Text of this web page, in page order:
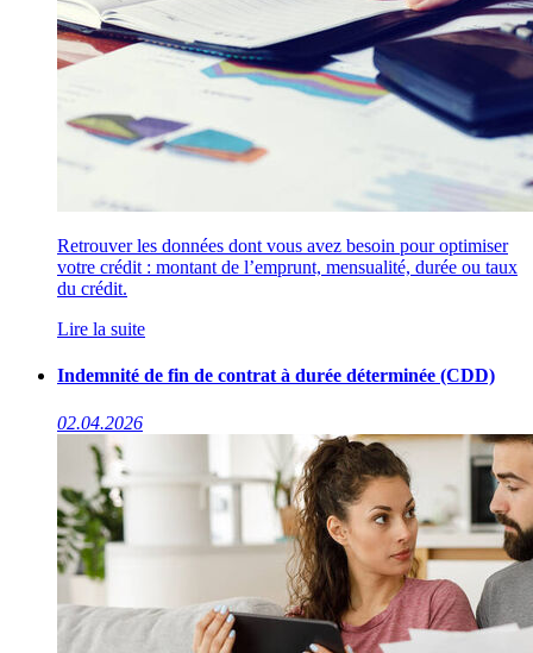
Retrouver les données dont vous avez besoin pour optimiser
votre crédit : montant de l’emprunt, mensualité, durée ou taux
du crédit.
Lire la suite
Indemnité de fin de contrat à durée déterminée (CDD)
02.04.2026